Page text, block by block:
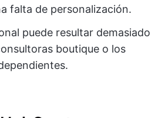
falta de personalización.
puede resultar demasiado
boutique o los